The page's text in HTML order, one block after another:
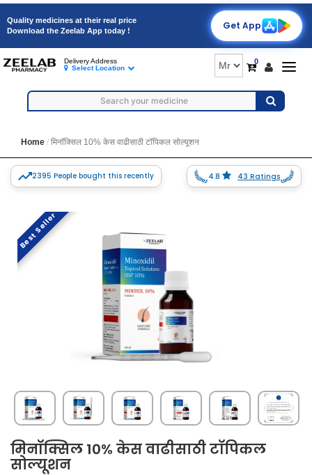
Quality medicines at their real price
Download the Zeelab App today !
Get App
0
Delivery Address
Select Location
Home मिनॉक्सिल 10% केस वाढीसाठी टॉपिकल सोल्यूशन
2395 People bought this recently 4.8 43 Ratings
Best Seller
मिनॉक्सिल 10% केस वाढीसाठी टॉपिकल
सोल्यूशन